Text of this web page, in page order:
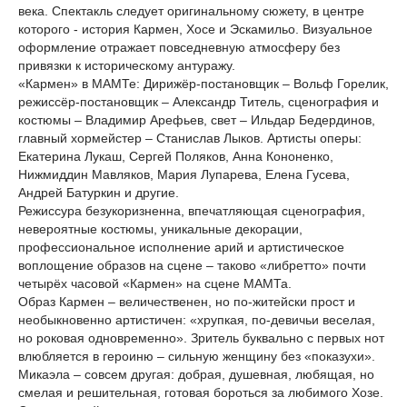
века. Спектакль следует оригинальному сюжету, в центре
которого - история Кармен, Хосе и Эскамильо. Визуальное
оформление отражает повседневную атмосферу без
привязки к историческому антуражу.
«Кармен» в МАМТе: Дирижёр-постановщик – Вольф Горелик,
режиссёр-постановщик – Александр Титель, сценография и
костюмы – Владимир Арефьев, свет – Ильдар Бедердинов,
главный хормейстер – Станислав Лыков. Артисты оперы:
Екатерина Лукаш, Сергей Поляков, Анна Кононенко,
Нижмиддин Мавляков, Мария Лупарева, Елена Гусева,
Андрей Батуркин и другие.
Режиссура безукоризненна, впечатляющая сценография,
невероятные костюмы, уникальные декорации,
профессиональное исполнение арий и артистическое
воплощение образов на сцене – таково «либретто» почти
четырёх часовой «Кармен» на сцене МАМТа.
Образ Кармен – величественен, но по-житейски прост и
необыкновенно артистичен: «хрупкая, по-девичьи веселая,
но роковая одновременно». Зритель буквально с первых нот
влюбляется в героиню – сильную женщину без «показухи».
Микаэла – совсем другая: добрая, душевная, любящая, но
смелая и решительная, готовая бороться за любимого Хозе.